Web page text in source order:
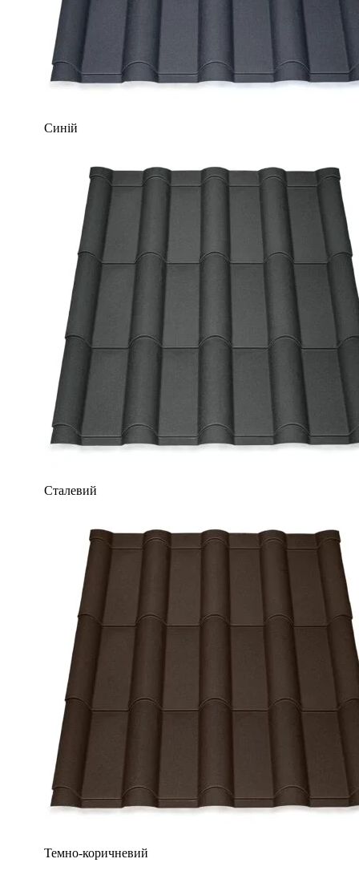
Синій
Сталевий
Темно-коричневий